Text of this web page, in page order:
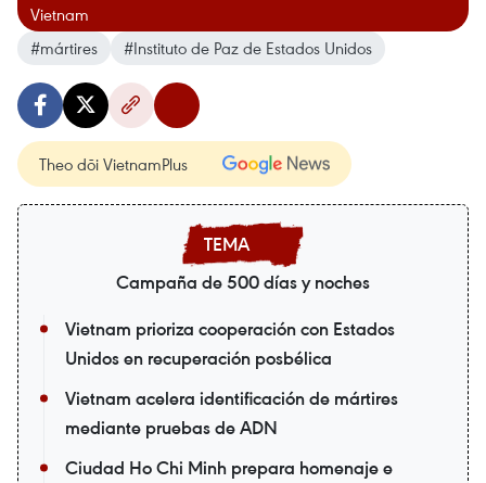
Vietnam
#mártires
#Instituto de Paz de Estados Unidos
Theo dõi VietnamPlus
Campaña de 500 días y noches
Vietnam prioriza cooperación con Estados
Unidos en recuperación posbélica
Vietnam acelera identificación de mártires
mediante pruebas de ADN
Ciudad Ho Chi Minh prepara homenaje e